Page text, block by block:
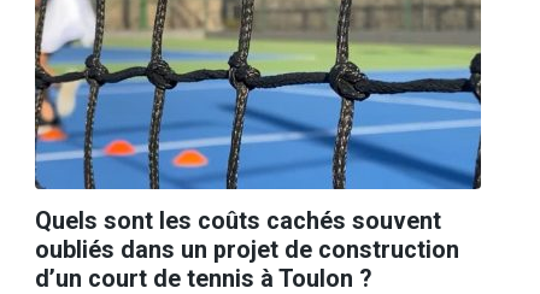
Quels sont les coûts cachés souvent
oubliés dans un projet de construction
d’un court de tennis à Toulon ?